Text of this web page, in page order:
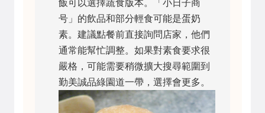
飯可以選擇蔬食版本。「小日子商
号」的飲品和部分輕食可能是蛋奶
素。建議點餐前直接詢問店家，他們
通常能幫忙調整。如果對素食要求很
嚴格，可能需要稍微擴大搜尋範圍到
勤美誠品綠園道一帶，選擇會更多。